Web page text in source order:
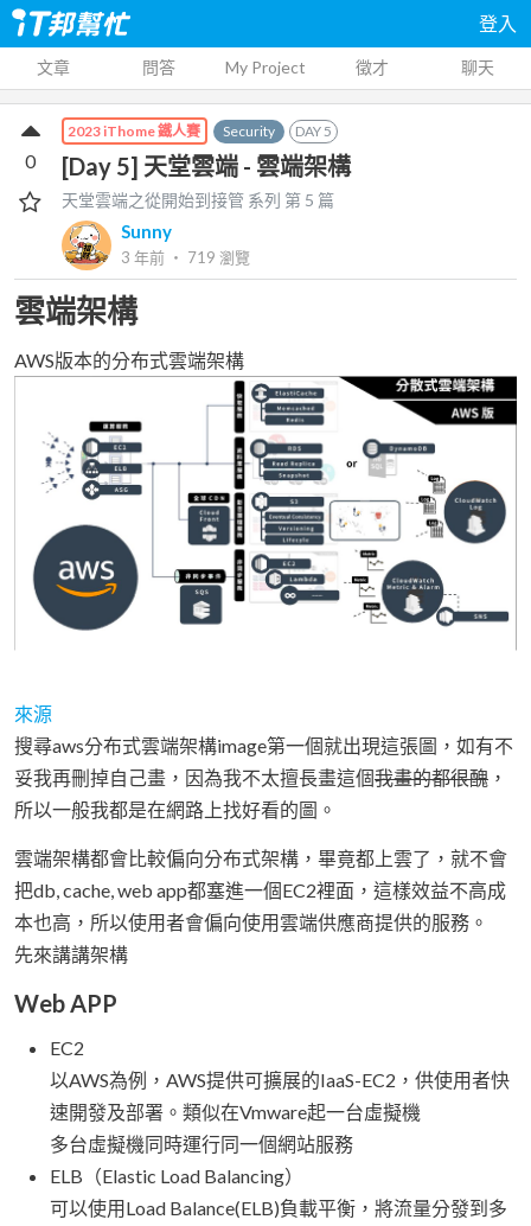
登入
文章 問答 My Project 徵才 聊天
2023 iThome 鐵人賽 Security DAY5
[Day 5] 天堂雲端 - 雲端架構
天堂雲端之從開始到接管 系列 第 5 篇
Sunny
3 年前 ‧ 719 瀏覽
0
雲端架構
AWS版本的分布式雲端架構
來源
搜尋aws分布式雲端架構image第一個就出現這張圖，如有不
妥我再刪掉自己畫，因為我不太擅長畫這個我畫的都很醜 ，
所以一般我都是在網路上找好看的圖。
雲端架構都會比較偏向分布式架構，畢竟都上雲了，就不會
把db, cache, web app都塞進一個EC2裡面，這樣效益不高成
本也高，所以使用者會偏向使用雲端供應商提供的服務。
先來講講架構
Web APP
EC2
以AWS為例，AWS提供可擴展的IaaS-EC2，供使用者快
速開發及部署。類似在Vmware起一台虛擬機
多台虛擬機同時運行同一個網站服務
ELB（Elastic Load Balancing）
可以使用Load Balance(ELB)負載平衡，將流量分發到多